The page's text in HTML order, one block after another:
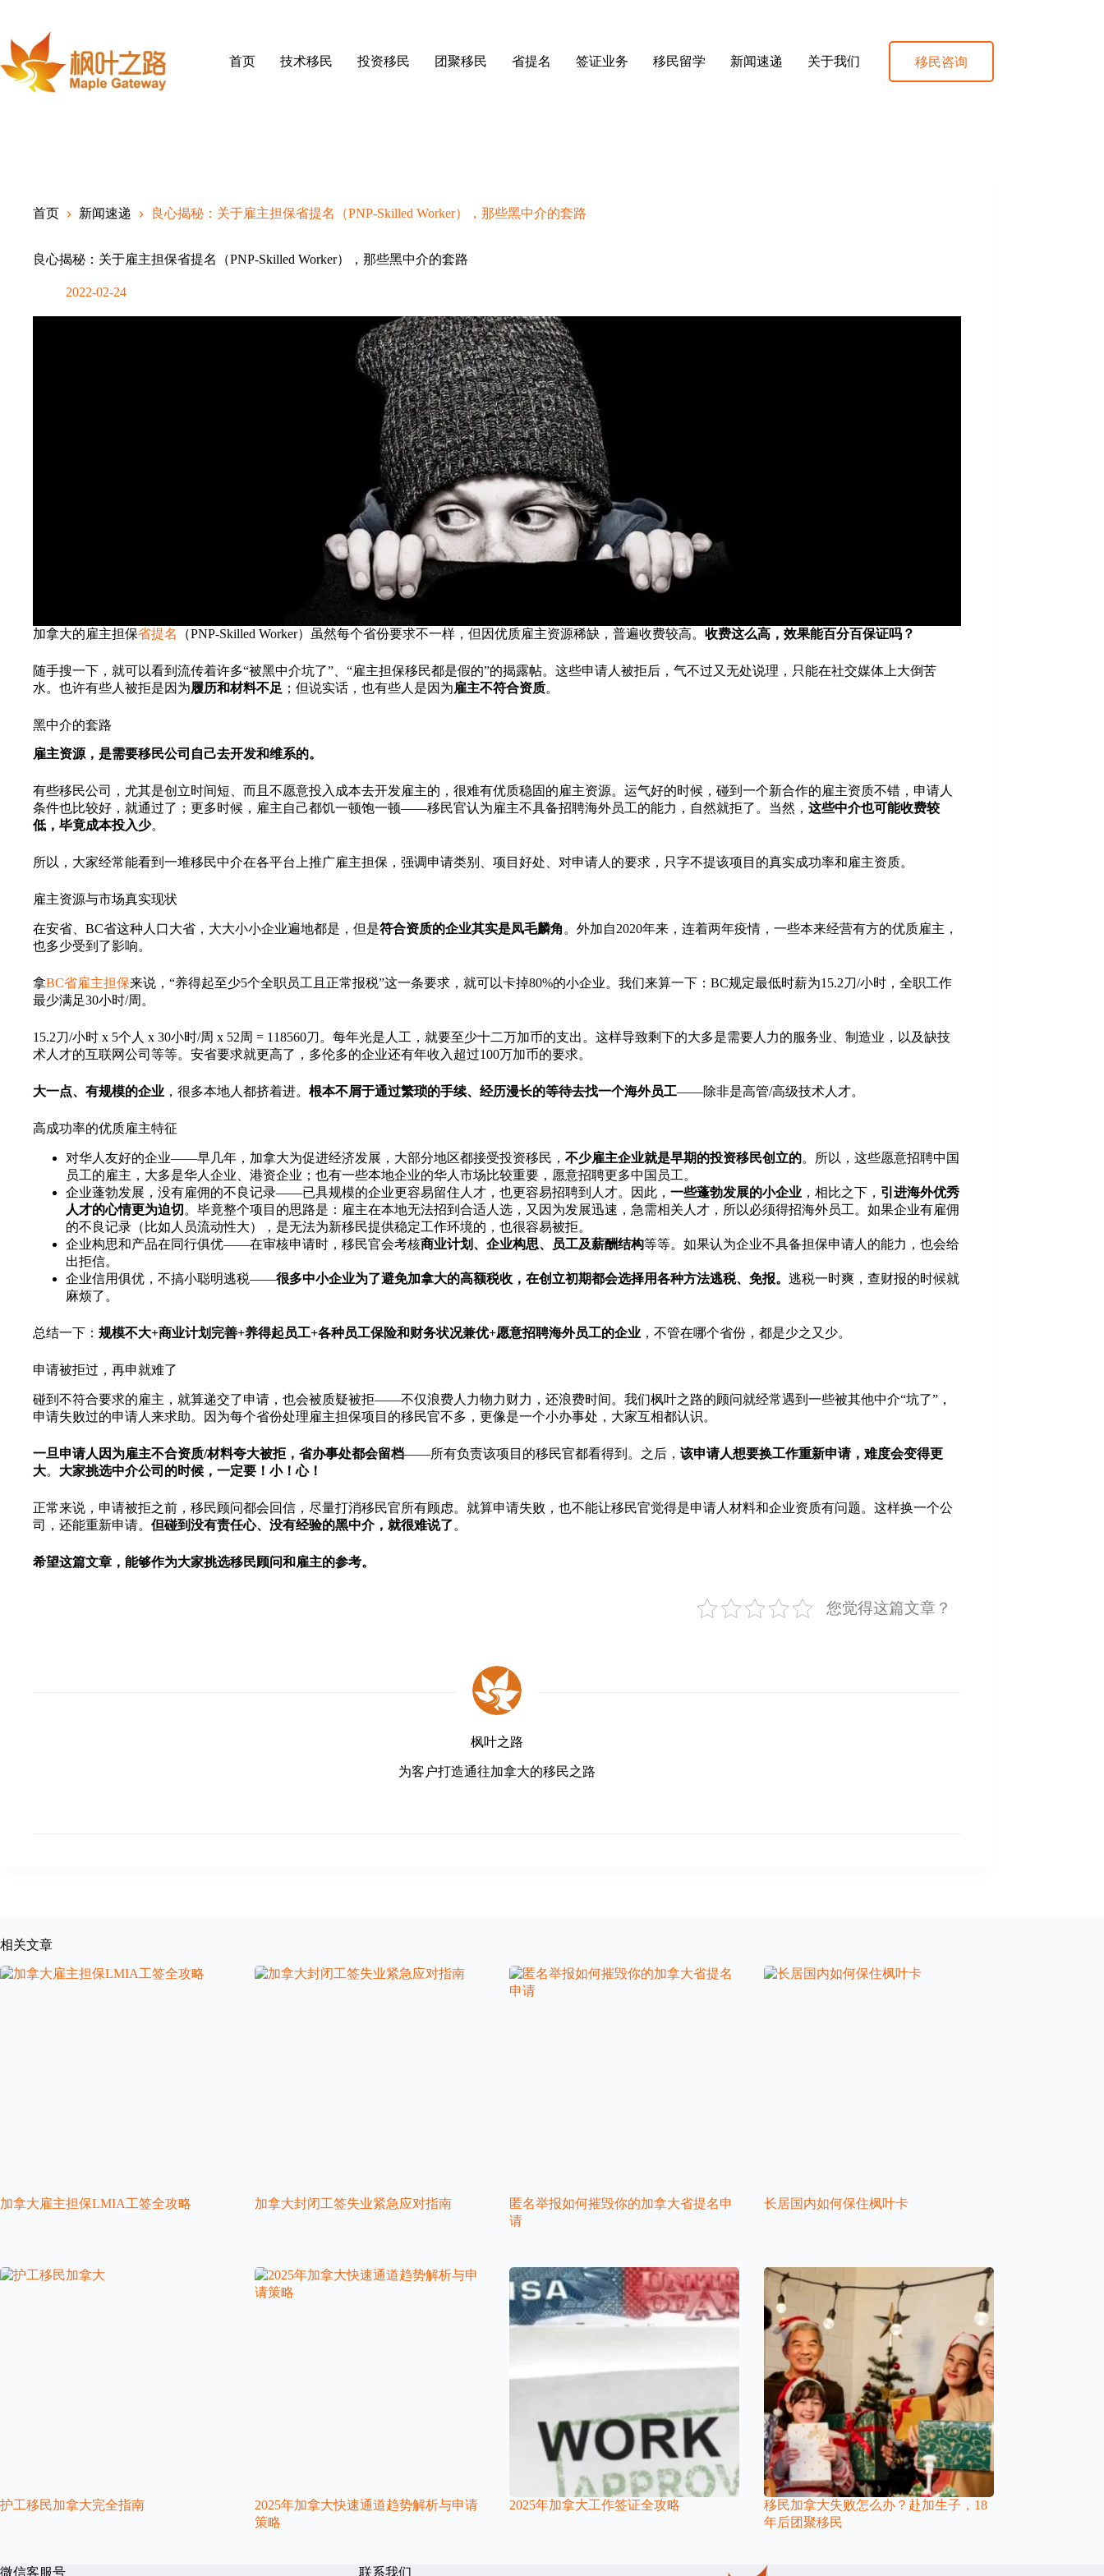
content
首页
技术移民 投资移民 团聚移民 省提名 签证业务 移民留学 新闻速递 关于我们 移民咨询
首页 新闻速递 良心揭秘：关于雇主担保省提名（PNP-Skilled Worker），那些黑中介的套路
良心揭秘：关于雇主担保省提名（PNP-Skilled Worker），那些黑中介的套路
2022-02-24
加拿大的雇主担保省提名 （PNP-Skilled Worker）虽然每个省份要求不一样，但因优质雇主资源稀缺，普遍收费较高。 收费这么高，效果能百分百保证吗？
随手搜一下，就可以看到流传着许多“被黑中介坑了”、“雇主担保移民都是假的”的揭露帖。这些申请人被拒后，气不过又无处说理，只能在社交媒体上大倒苦
水。也许有些人被拒是因为履历和材料不足 ；但说实话，也有些人是因为雇主不符合资质。
黑中介的套路
雇主资源，是需要移民公司自己去开发和维系的。
有些移民公司，尤其是创立时间短、而且不愿意投入成本去开发雇主的，很难有优质稳固的雇主资源。运气好的时候，碰到一个新合作的雇主资质不错，申请人
条件也比较好，就通过了；更多时候，雇主自己都饥一顿饱一顿——移民官认为雇主不具备招聘海外员工的能力，自然就拒了。当然， 这些中介也可能收费较
低，毕竟成本投入少。
所以，大家经常能看到一堆移民中介在各平台上推广雇主担保，强调申请类别、项目好处、对申请人的要求，只字不提该项目的真实成功率和雇主资质。
雇主资源与市场真实现状
在安省、BC省这种人口大省，大大小小企业遍地都是，但是符合资质的企业其实是凤毛麟角 。外加自2020年来，连着两年疫情，一些本来经营有方的优质雇主，
也多少受到了影响。
拿BC省雇主担保来说，“养得起至少5个全职员工且正常报税”这一条要求，就可以卡掉80%的小企业。我们来算一下：BC规定最低时薪为15.2刀/小时，全职工作
最少满足30小时/周。
15.2刀/小时 x 5个人 x 30小时/周 x 52周 = 118560刀。每年光是人工，就要至少十二万加币的支出。这样导致剩下的大多是需要人力的服务业、制造业，以及缺技
术人才的互联网公司等等。安省要求就更高了，多伦多的企业还有年收入超过100万加币的要求。
大一点、有规模的企业 ，很多本地人都挤着进。 根本不屑于通过繁琐的手续、经历漫长的等待去找一个海外员工——除非是高管/高级技术人才。
高成功率的优质雇主特征
对华人友好的企业——早几年，加拿大为促进经济发展，大部分地区都接受投资移民， 不少雇主企业就是早期的投资移民创立的。所以，这些愿意招聘中国
员工的雇主，大多是华人企业、港资企业；也有一些本地企业的华人市场比较重要，愿意招聘更多中国员工。
企业蓬勃发展，没有雇佣的不良记录——已具规模的企业更容易留住人才，也更容易招聘到人才。因此， 一些蓬勃发展的小企业 ，相比之下， 引进海外优秀
人才的心情更为迫切 。毕竟整个项目的思路是：雇主在本地无法招到合适人选，又因为发展迅速，急需相关人才，所以必须得招海外员工。如果企业有雇佣
的不良记录（比如人员流动性大），是无法为新移民提供稳定工作环境的，也很容易被拒。
企业构思和产品在同行俱优——在审核申请时，移民官会考核商业计划、企业构思、员工及薪酬结构等等。如果认为企业不具备担保申请人的能力，也会给
出拒信。
企业信用俱优，不搞小聪明逃税——很多中小企业为了避免加拿大的高额税收，在创立初期都会选择用各种方法逃税、免报。 逃税一时爽，查财报的时候就
麻烦了。
总结一下： 规模不大+商业计划完善+养得起员工+各种员工保险和财务状况兼优+愿意招聘海外员工的企业 ，不管在哪个省份，都是少之又少。
申请被拒过，再申就难了
碰到不符合要求的雇主，就算递交了申请，也会被质疑被拒——不仅浪费人力物力财力，还浪费时间。我们枫叶之路的顾问就经常遇到一些被其他中介“坑了”，
申请失败过的申请人来求助。因为每个省份处理雇主担保项目的移民官不多，更像是一个小办事处，大家互相都认识。
一旦申请人因为雇主不合资质/材料夸大被拒，省办事处都会留档——所有负责该项目的移民官都看得到。之后， 该申请人想要换工作重新申请，难度会变得更
大。 大家挑选中介公司的时候，一定要！小！心！
正常来说，申请被拒之前，移民顾问都会回信，尽量打消移民官所有顾虑。就算申请失败，也不能让移民官觉得是申请人材料和企业资质有问题。这样换一个公
司，还能重新申请。 但碰到没有责任心、没有经验的黑中介，就很难说了。
希望这篇文章，能够作为大家挑选移民顾问和雇主的参考。
您觉得这篇文章？
枫叶之路
为客户打造通往加拿大的移民之路
相关文章
加拿大雇主担保LMIA工签全攻略 加拿大封闭工签失业紧急应对指南
匿名举报如何摧毁你的加拿大省提名申
请
长居国内如何保住枫叶卡
护工移民加拿大完全指南
2025年加拿大快速通道趋势解析与申请
策略
2025年加拿大工作签证全攻略
移民加拿大失败怎么办？赴加生子，18
年后团聚移民
微信客服号 联系我们